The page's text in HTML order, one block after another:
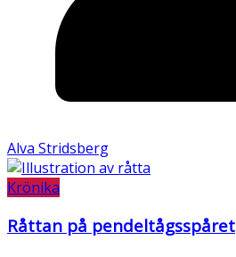
Alva Stridsberg
Krönika
Råttan på pendeltågsspåret